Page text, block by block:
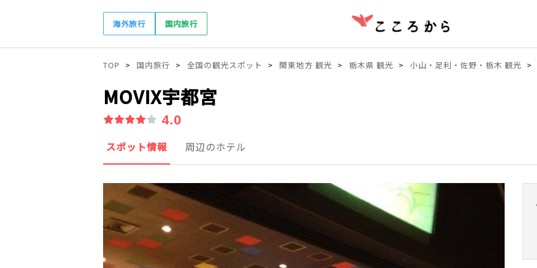
海外旅行 国内旅行
TOP 国内旅行 全国の観光スポット 関東地方 観光 栃木県 観光 小山・足利・佐野・栃木 観光
MOVIX宇都宮
4.0
スポット情報 周辺のホテル